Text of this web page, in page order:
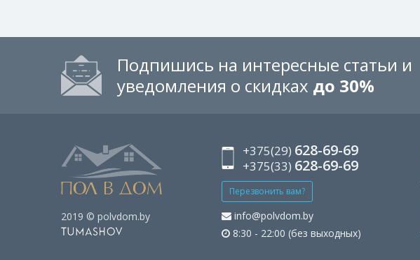
Подпишись на интересные статьи и
уведомления о скидках до 30%
2019 © polvdom.by
+375(29) 628-69-69
+375(33) 628-69-69
Перезвонить вам?
info@polvdom.by
8:30 - 22:00 (без выходных)